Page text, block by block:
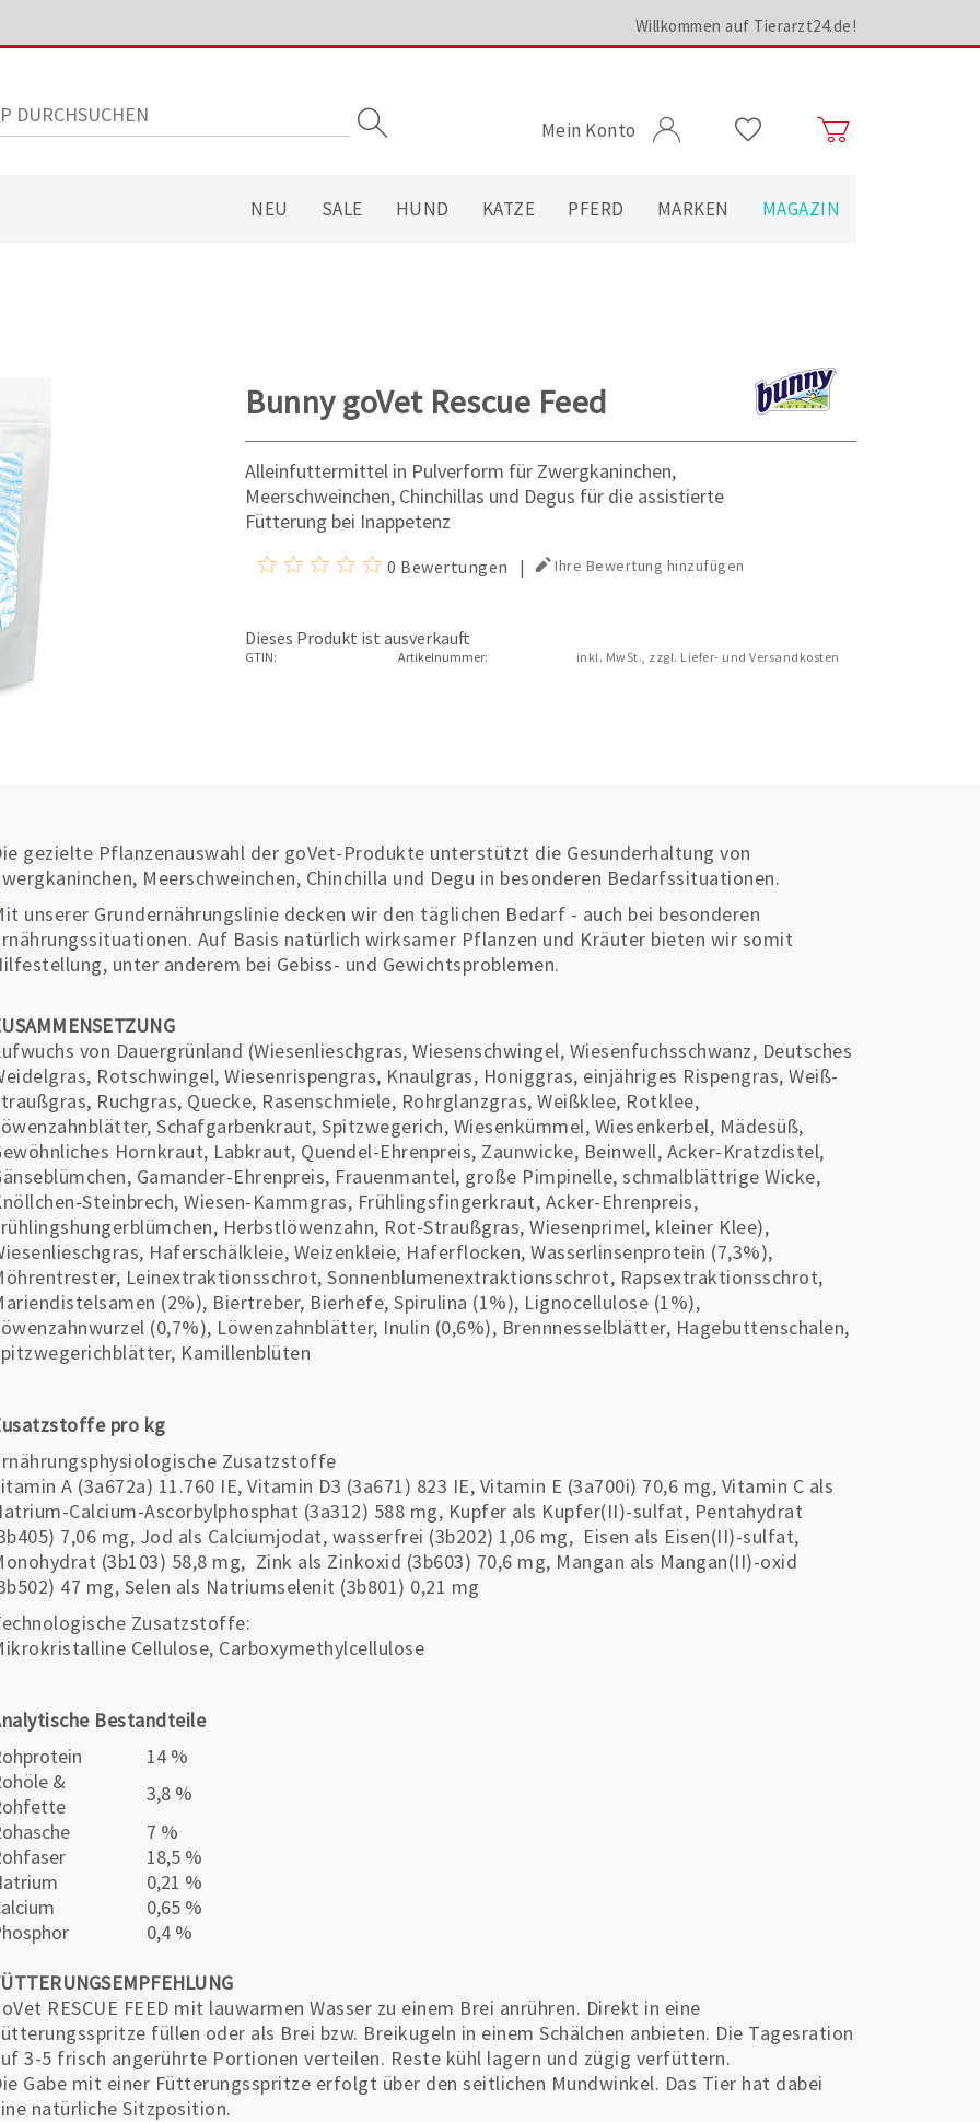
Willkommen auf Tierarzt24.de!
Mein Konto
NEU SALE HUND KATZE PFERD MARKEN MAGAZIN
Bunny goVet Rescue Feed
Alleinfuttermittel in Pulverform für Zwergkaninchen,
Meerschweinchen, Chinchillas und Degus für die assistierte
Fütterung bei Inappetenz
0 Bewertungen | Ihre Bewertung hinzufügen
Dieses Produkt ist ausverkauft
GTIN: Artikelnummer: inkl. MwSt., zzgl. Liefer- und Versandkosten
gezielte Pflanzenauswahl der goVet-Produkte unterstützt die Gesunderhaltung von
Meerschweinchen, Chinchilla und Degu in besonderen Bedarfssituationen.
unserer Grundernährungslinie decken wir den täglichen Bedarf - auch bei besonderen
Auf Basis natürlich wirksamer Pflanzen und Kräuter bieten wir somit
unter anderem bei Gebiss- und Gewichtsproblemen.
von Dauergrünland (Wiesenlieschgras, Wiesenschwingel, Wiesenfuchsschwanz, Deutsches
Rotschwingel, Wiesenrispengras, Knaulgras, Honiggras, einjähriges Rispengras, Weiß-
Ruchgras, Quecke, Rasenschmiele, Rohrglanzgras, Weißklee, Rotklee,
Schafgarbenkraut, Spitzwegerich, Wiesenkümmel, Wiesenkerbel, Mädesüß,
Hornkraut, Labkraut, Quendel-Ehrenpreis, Zaunwicke, Beinwell, Acker-Kratzdistel,
Gamander-Ehrenpreis, Frauenmantel, große Pimpinelle, schmalblättrige Wicke,
Steinbrech, Wiesen-Kammgras, Frühlingsfingerkraut, Acker-Ehrenpreis,
Herbstlöwenzahn, Rot-Straußgras, Wiesenprimel, kleiner Klee),
Haferschälkleie, Weizenkleie, Haferflocken, Wasserlinsenprotein (7,3%),
Leinextraktionsschrot, Sonnenblumenextraktionsschrot, Rapsextraktionsschrot,
(2%), Biertreber, Bierhefe, Spirulina (1%), Lignocellulose (1%),
(0,7%), Löwenzahnblätter, Inulin (0,6%), Brennnesselblätter, Hagebuttenschalen,
Kamillenblüten
pro kg
Zusatzstoffe
A (3a672a) 11.760 IE, Vitamin D3 (3a671) 823 IE, Vitamin E (3a700i) 70,6 mg, Vitamin C als
Calcium-Ascorbylphosphat (3a312) 588 mg, Kupfer als Kupfer(II)-sulfat, Pentahydrat
7,06 mg, Jod als Calciumjodat, wasserfrei (3b202) 1,06 mg, Eisen als Eisen(II)-sulfat,
(3b103) 58,8 mg, Zink als Zinkoxid (3b603) 70,6 mg, Mangan als Mangan(II)-oxid
47 mg, Selen als Natriumselenit (3b801) 0,21 mg
Zusatzstoffe:
Cellulose, Carboxymethylcellulose
Bestandteile
14 %
&
3,8 %
7 %
18,5 %
0,21 %
0,65 %
0,4 %
RESCUE FEED mit lauwarmen Wasser zu einem Brei anrühren. Direkt in eine
füllen oder als Brei bzw. Breikugeln in einem Schälchen anbieten. Die Tagesration
3-5 frisch angerührte Portionen verteilen. Reste kühl lagern und zügig verfüttern.
Gabe mit einer Fütterungsspritze erfolgt über den seitlichen Mundwinkel. Das Tier hat dabei
natürliche Sitzposition.